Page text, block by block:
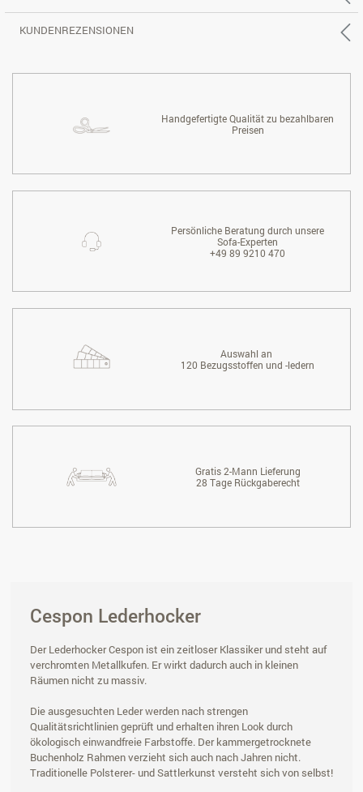
KUNDENREZENSIONEN
Handgefertigte Qualität zu bezahlbaren
Preisen
Persönliche Beratung durch unsere
Sofa-Experten
+49 89 9210 470
Auswahl an
120 Bezugsstoffen und -ledern
Gratis 2-Mann Lieferung
28 Tage Rückgaberecht
Cespon Lederhocker
Der Lederhocker Cespon ist ein zeitloser Klassiker und steht auf
verchromten Metallkufen. Er wirkt dadurch auch in kleinen
Räumen nicht zu massiv.
Die ausgesuchten Leder werden nach strengen
Qualitätsrichtlinien geprüft und erhalten ihren Look durch
ökologisch einwandfreie Farbstoffe. Der kammergetrocknete
Buchenholz Rahmen verzieht sich auch nach Jahren nicht.
Traditionelle Polsterer- und Sattlerkunst versteht sich von selbst!